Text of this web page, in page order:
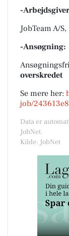
-
JobTeam A/
-Ansøgning:
overskredet
Se mere her:
job/
Data er
JobNet.
Kilde: JobNet